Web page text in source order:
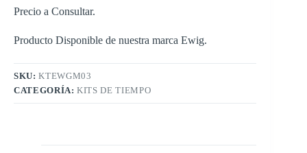
Precio a Consultar.
Producto Disponible de nuestra marca Ewig.
SKU:KTEWGM03
CATEGORÍA:KITS DE TIEMPO